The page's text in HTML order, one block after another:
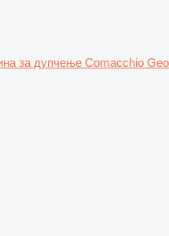
за дупчење Comacchio Geo